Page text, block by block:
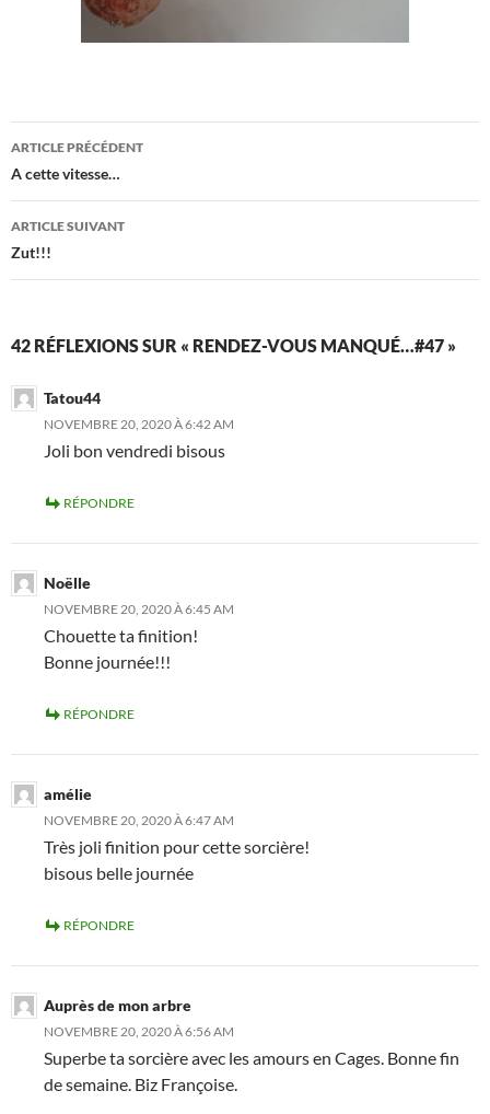
Navigation
des
articles
ARTICLE PRÉCÉDENT
A cette vitesse…
ARTICLE SUIVANT
Zut!!!
42 RÉFLEXIONS SUR « RENDEZ-VOUS MANQUÉ…#47 »
Tatou44
NOVEMBRE 20, 2020 À 6:42 AM
Joli bon vendredi bisous
RÉPONDRE
Noëlle
NOVEMBRE 20, 2020 À 6:45 AM
Chouette ta finition!
Bonne journée!!!
RÉPONDRE
amélie
NOVEMBRE 20, 2020 À 6:47 AM
Très joli finition pour cette sorcière!
bisous belle journée
RÉPONDRE
Auprès de mon arbre
NOVEMBRE 20, 2020 À 6:56 AM
Superbe ta sorcière avec les amours en Cages. Bonne fin
de semaine. Biz Françoise.